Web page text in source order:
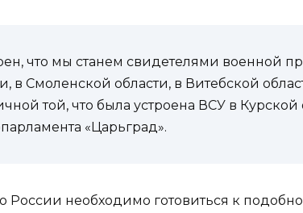
что мы станем свидетелями военной
в Смоленской области, в Витебской
той, что была устроена ВСУ в Курской
«Царьград».
России необходимо готовиться к